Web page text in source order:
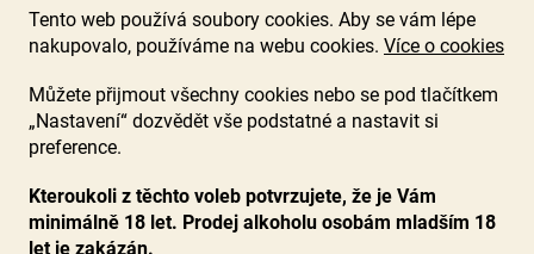
Tento web používá soubory cookies. Aby se vám lépe
nakupovalo, používáme na webu cookies. Více o cookies
Můžete přijmout všechny cookies nebo se pod tlačítkem
„Nastavení“ dozvědět vše podstatné a nastavit si
preference.
Kteroukoli z těchto voleb potvrzujete, že je Vám
minimálně 18 let. Prodej alkoholu osobám mladším 18
let je zakázán.
ZÁKAZ PRODEJE ALKOHOLU OSOBÁM MLADŠÍM 18 LET. Pijte s
mírou i když pijete s Mírou.